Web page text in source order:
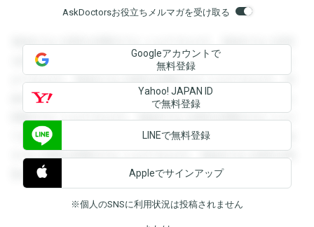
AskDoctorsお役立ちメルマガを受け取る
登録すると回答を閲覧することができます。登録すると回答
を閲覧することができます。登録すると回答を閲覧すること
ができます。登録すると回答を閲覧することができます。登
録すると回答を閲覧することができます。登録すると回答を
閲覧することができます。登録すると回答を閲覧することが
できます。登録すると回答を閲覧することができます。登録
すると回答を閲覧することができます。登録すると回答を閲
覧することができます。
Googleアカウントで
無料登録
Yahoo! JAPAN ID
で無料登録
LINEで無料登録
Appleでサインアップ
※個人のSNSに利用状況は投稿されません